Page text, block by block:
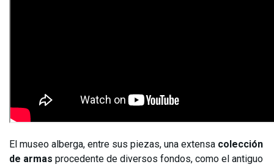
El museo alberga, entre sus piezas, una extensa colección
de armas procedente de diversos fondos, como el antiguo